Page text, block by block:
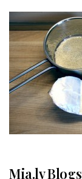
Mia.lv Blogs